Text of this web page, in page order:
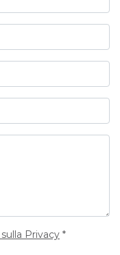
Privacy *